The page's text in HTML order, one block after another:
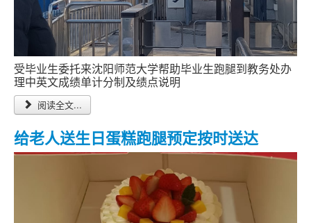
受毕业生委托来沈阳师范大学帮助毕业生跑腿到教务处办
理中英文成绩单计分制及绩点说明
阅读全文...
给老人送生日蛋糕跑腿预定按时送达